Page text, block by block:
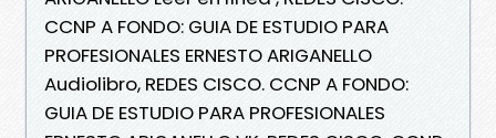
CCNP A FONDO: GUIA DE ESTUDIO PARA
PROFESIONALES ERNESTO ARIGANELLO
Audiolibro, REDES CISCO. CCNP A FONDO:
GUIA DE ESTUDIO PARA PROFESIONALES